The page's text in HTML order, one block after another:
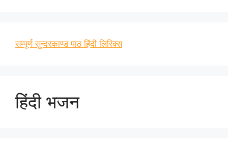
सम्पूर्ण सुन्दरकाण्ड पाठ हिंदी लिरिक्स
हिंदी भजन